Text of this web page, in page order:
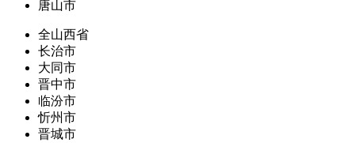
唐山市
全山西省
长治市
大同市
晋中市
临汾市
忻州市
晋城市